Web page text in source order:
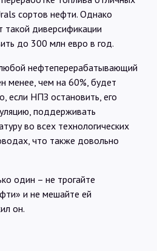
сортов нефти. Однако
такой диверсификации
до 300 млн евро в год.
нефтеперерабатывающий
менее, чем на 60%, будет
если НПЗ остановить, его
поддерживать
во всех технологических
что также довольно
один – не трогайте
и не мешайте ей
он.